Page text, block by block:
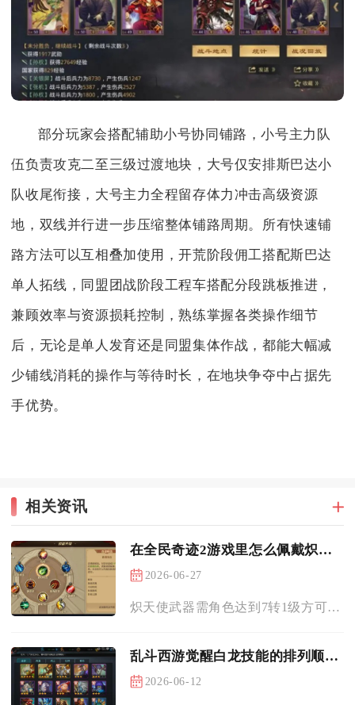
部分玩家会搭配辅助小号协同铺路，小号主力队
伍负责攻克二至三级过渡地块，大号仅安排斯巴达小
队收尾衔接，大号主力全程留存体力冲击高级资源
地，双线并行进一步压缩整体铺路周期。所有快速铺
路方法可以互相叠加使用，开荒阶段佣工搭配斯巴达
单人拓线，同盟团战阶段工程车搭配分段跳板推进，
兼顾效率与资源损耗控制，熟练掌握各类操作细节
后，无论是单人发育还是同盟集体作战，都能大幅减
少铺线消耗的操作与等待时长，在地块争夺中占据先
手优势。
相关资讯
在全民奇迹2游戏里怎么佩戴炽天使武器
2026-06-27
炽天使武器需角色达到7转1级方可佩戴，满足等级条件后，在背包...
乱斗西游觉醒白龙技能的排列顺序是什么
2026-06-12